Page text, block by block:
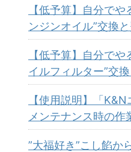
【低予算】自分で
ンジンオイル”交換
【低予算】自分で
イルフィルター”交
【使用説明】「
メンテナンス時の作
”大福好き”こし餡か